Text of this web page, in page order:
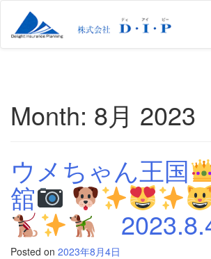
Month: 8月 2023
ウメちゃん王国
舘
Posted on 2023年8月4日